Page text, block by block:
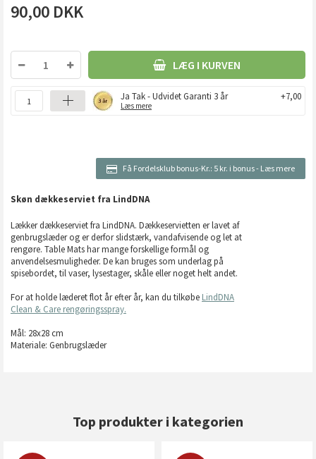
90,00 DKK
LÆG I KURVEN
Ja Tak - Udvidet Garanti 3 år
Læs mere
+7,00
Få Fordelsklub bonus-Kr.: 5 kr. i bonus- Læs mere
Skøn dækkeserviet fra LindDNA
Lækker dækkeserviet fra LindDNA. Dækkeservietten er lavet af
genbrugslæder og er derfor slidstærk, vandafvisende og let at
rengøre. Table Mats har mange forskellige formål og
anvendelsesmuligheder. De kan bruges som underlag på
spisebordet, til vaser, lysestager, skåle eller noget helt andet.
For at holde læderet flot år efter år, kan du tilkøbe LindDNA
Clean & Care rengøringsspray.
Mål: 28x28 cm
Materiale: Genbrugslæder
Top produkter i kategorien